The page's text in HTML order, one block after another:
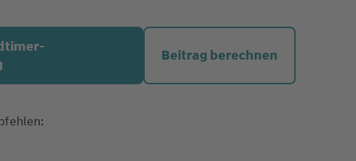
Beitrag berechnen